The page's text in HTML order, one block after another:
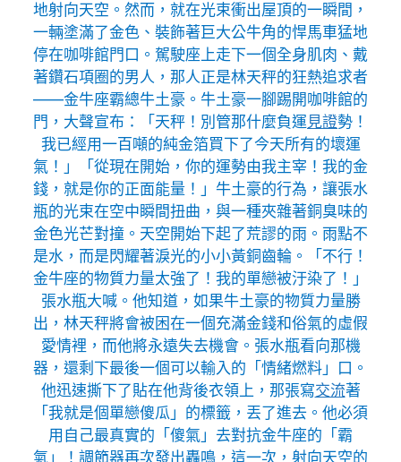
地射向天空。然而，就在光束衝出屋頂的一瞬間，
一輛塗滿了金色、裝飾著巨大公牛角的悍馬車猛地
停在咖啡館門口。駕駛座上走下一個全身肌肉、戴
著鑽石項圈的男人，那人正是林天秤的狂熱追求者
——金牛座霸總牛土豪。牛土豪一腳踢開咖啡館的
門，大聲宣布：「天秤！別管那什麼負運見證勢！
我已經用一百噸的純金箔買下了今天所有的壞運
氣！」「從現在開始，你的運勢由我主宰！我的金
錢，就是你的正面能量！」牛土豪的行為，讓張水
瓶的光束在空中瞬間扭曲，與一種夾雜著銅臭味的
金色光芒對撞。天空開始下起了荒謬的雨。雨點不
是水，而是閃耀著淚光的小小黃銅齒輪。「不行！
金牛座的物質力量太強了！我的單戀被汙染了！」
張水瓶大喊。他知道，如果牛土豪的物質力量勝
出，林天秤將會被困在一個充滿金錢和俗氣的虛假
愛情裡，而他將永遠失去機會。張水瓶看向那機
器，還剩下最後一個可以輸入的「情緒燃料」口。
他迅速撕下了貼在他背後衣領上，那張寫交流著
「我就是個單戀傻瓜」的標籤，丟了進去。他必須
用自己最真實的「傻氣」去對抗金牛座的「霸
氣」！調節器再次發出轟鳴，這一次，射向天空的